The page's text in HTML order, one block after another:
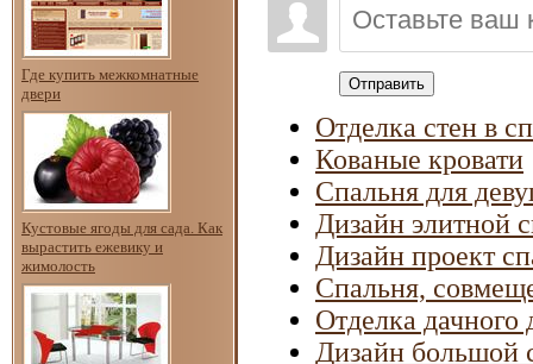
Где купить межкомнатные
двери
Кустовые ягоды для сада. Как
вырастить ежевику и
жимолость
Отправить
Отделка стен в
Кованые кровати
Спальня для
Дизайн элитной
Дизайн проект
Спальня,
Отделка дачного
Дизайн большой